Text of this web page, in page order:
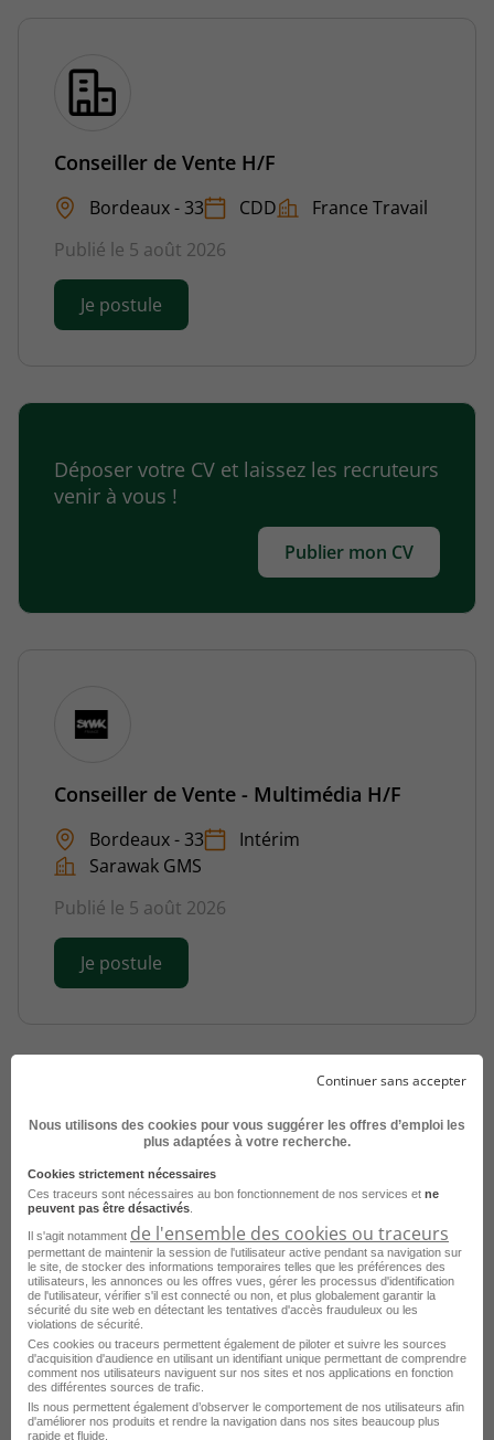
Conseiller de Vente H/F
Bordeaux - 33 CDD
France Travail
Publié le 5 août 2026
Je postule
Déposer votre CV et laissez les recruteurs
venir à vous !
Publier mon CV
Conseiller de Vente - Multimédia H/F
Bordeaux - 33
Intérim
Sarawak GMS
Publié le 5 août 2026
Je postule
Conseiller de Vente - Multimédia H/F
Bordeaux - 33
Intérim
Sarawak GMS
Publié le 5 août 2026
Je postule
Continuer sans accepter
Nous utilisons des cookies pour vous suggérer les offres d’emploi les
plus adaptées à votre recherche.
Cookies strictement nécessaires
Ces traceurs sont nécessaires au bon fonctionnement de nos services et ne
peuvent pas être désactivés
Il s'agit notamment de l'ensemble des cookies ou traceurs
permettant de maintenir la session de l'utilisateur active pendant sa navigation sur
le site, de stocker des informations temporaires telles que les préférences des
utilisateurs, les annonces ou les offres vues, gérer les processus d'identification
de l'utilisateur, vérifier s'il est connecté ou non, et plus globalement garantir la
sécurité du site web en détectant les tentatives d'accès frauduleux ou les
violations de sécurité.
Ces cookies ou traceurs permettent également de piloter et suivre les sources
d'acquisition d'audience en utilisant un identifiant unique permettant de comprendre
comment nos utilisateurs naviguent sur nos sites et nos applications en fonction
des différentes sources de trafic.
Ils nous permettent également d’observer le comportement de nos utilisateurs afin
d'améliorer nos produits et rendre la navigation dans nos sites beaucoup plus
rapide et fluide.